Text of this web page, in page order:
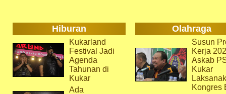
Hiburan Olahraga
Kukarland
Festival Jadi
Agenda
Tahunan di
Kukar
Ada
Susun
Kerja
Askab
Kukar
Kongres